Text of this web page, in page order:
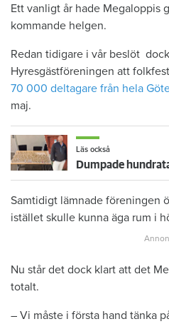
Ett vanligt år hade Megaloppis
kommande helgen.
Redan tidigare i vår beslöt
Hyresgästföreningen att
70 000 deltagare från hela
maj.
Läs också
Samtidigt lämnade föreningen
istället skulle kunna äga rum i
Nu står det dock klart att det
totalt.
– Vi måste i första hand tänka